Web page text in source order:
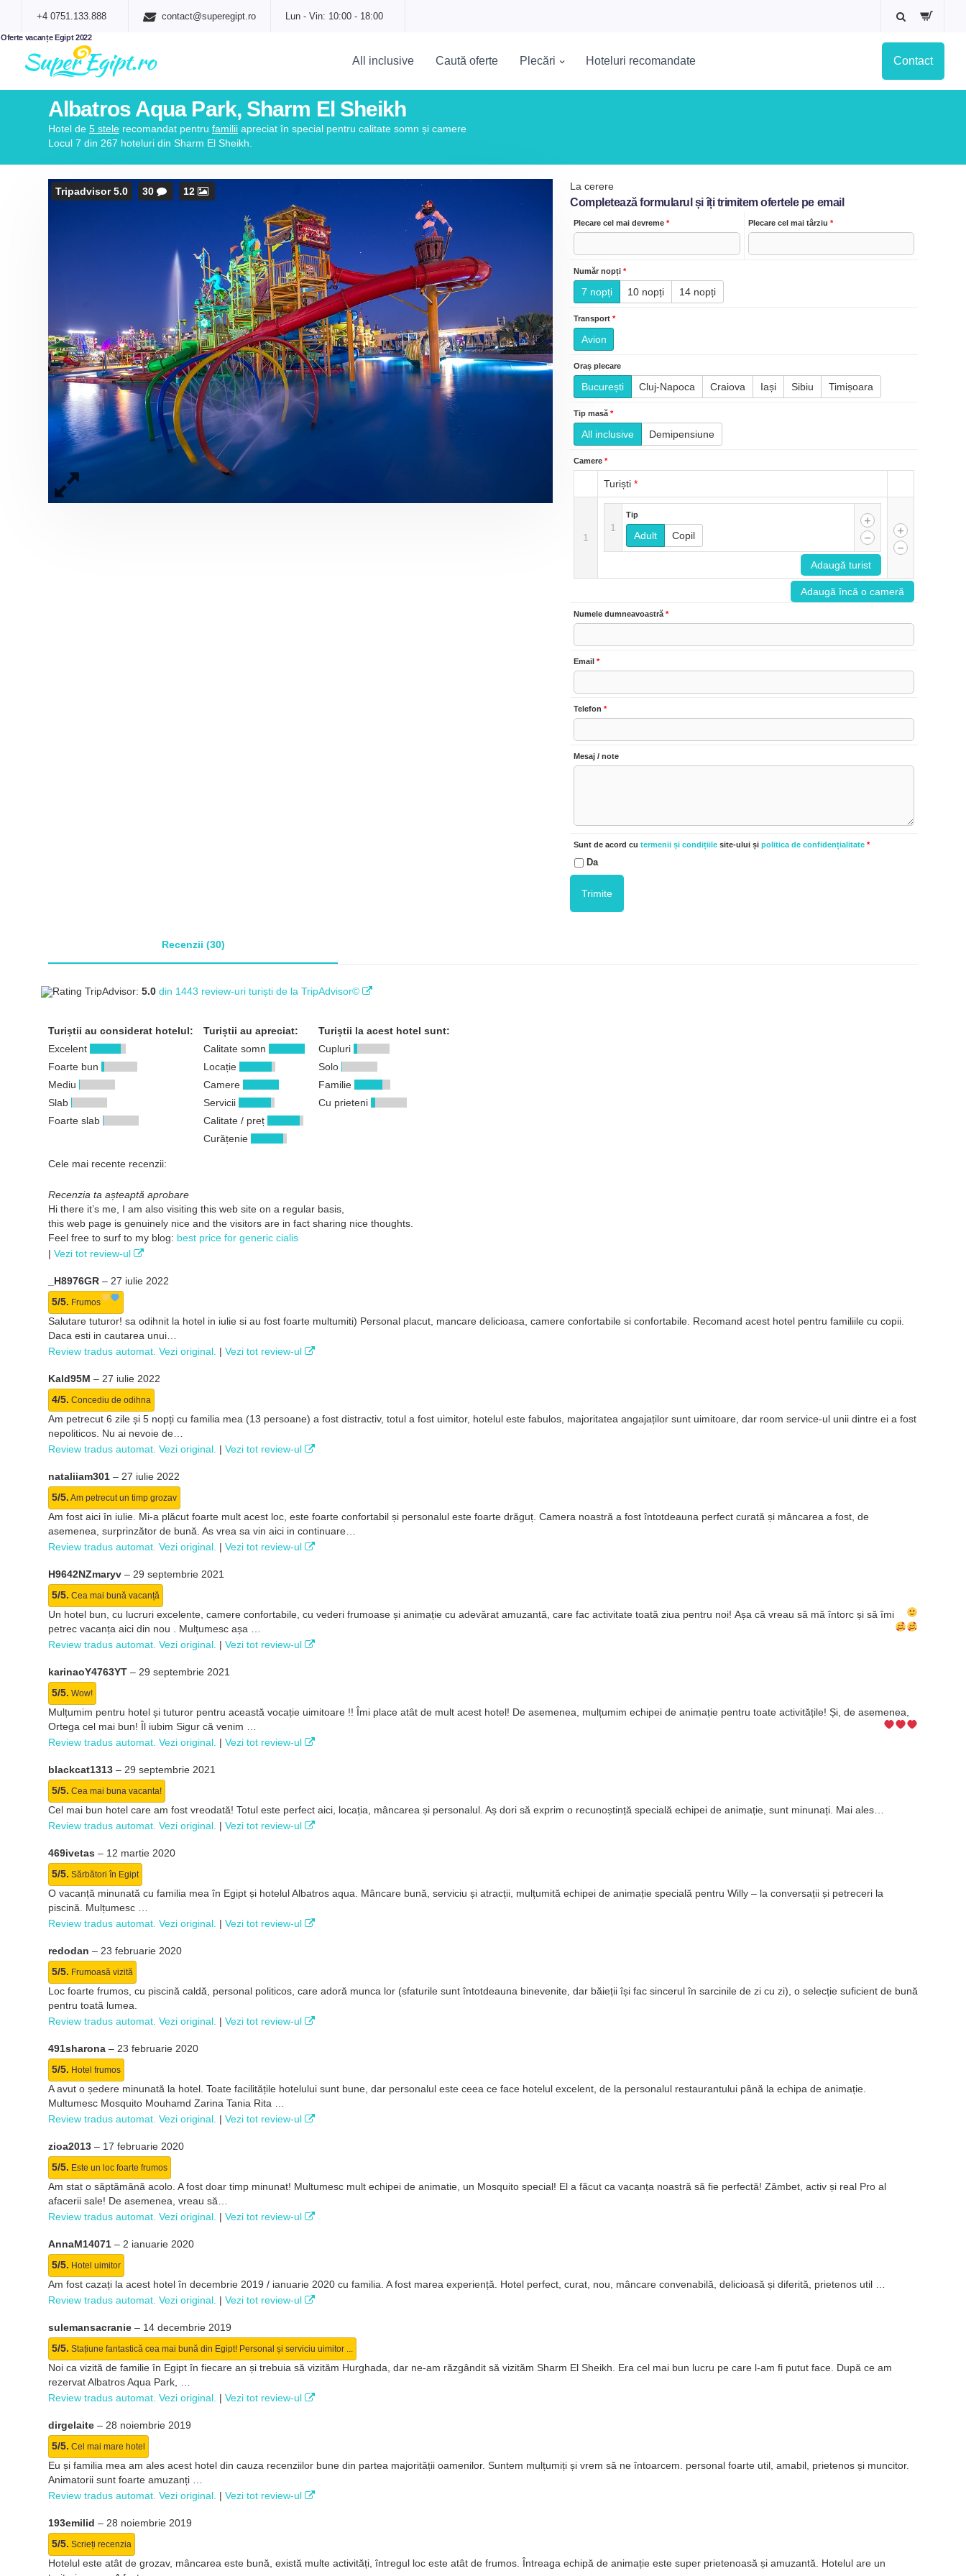
+4 0751.133.888 contact@superegipt.ro Lun - Vin: 10:00 - 18:00
Oferte vacanțe Egipt 2022
All inclusive Caută oferte Plecări Hoteluri recomandate Contact
Albatros Aqua Park, Sharm El Sheikh
Hotel de 5 stele recomandat pentru familii apreciat în special pentru calitate somn și camere
Locul 7 din 267 hoteluri din Sharm El Sheikh.
Tripadvisor 5.0 30 12 La cerere
Completează formularul și îți trimitem ofertele pe email
Plecare cel mai devreme * Plecare cel mai târziu *
Număr nopți *
7 nopți 10 nopți 14 nopți
Transport *
Avion
Oraș plecare
București Cluj-Napoca Craiova Iași Sibiu Timișoara
Tip masă *
All inclusive Demipensiune
Camere *
Turiști *
1
1
Tip
Adult Copil
Adaugă turist
Adaugă încă o cameră
Numele dumneavoastră *
Email *
Telefon *
Mesaj / note
Sunt de acord cu termenii și condițiile site-ului și politica de confidențialitate *
Da
Recenzii (30)
Rating TripAdvisor: 5.0 din 1443 review-uri turiști de la TripAdvisor©
Turiștii au considerat hotelul:
Excelent
Foarte bun
Mediu
Slab
Foarte slab
Turiștii au apreciat:
Calitate somn
Locație
Camere
Servicii
Calitate / preț
Curățenie
Turiștii la acest hotel sunt:
Cupluri
Solo
Familie
Cu prieteni
Cele mai recente recenzii:
Recenzia ta așteaptă aprobare
Hi there it’s me, I am also visiting this web site on a regular basis,
this web page is genuinely nice and the visitors are in fact sharing nice thoughts.
Feel free to surf to my blog: best price for generic cialis
| Vezi tot review-ul
_H8976GR – 27 iulie 2022
5/5. Frumos
Salutare tuturor! sa odihnit la hotel in iulie si au fost foarte multumiti) Personal placut, mancare delicioasa, camere confortabile si confortabile. Recomand acest hotel pentru familiile cu copii.
Daca esti in cautarea unui…
Review tradus automat. Vezi original. | Vezi tot review-ul
Kald95M – 27 iulie 2022
4/5. Concediu de odihna
Am petrecut 6 zile și 5 nopți cu familia mea (13 persoane) a fost distractiv, totul a fost uimitor, hotelul este fabulos, majoritatea angajaților sunt uimitoare, dar room service-ul unii dintre ei a fost
nepoliticos. Nu ai nevoie de…
Review tradus automat. Vezi original. | Vezi tot review-ul
nataliiam301 – 27 iulie 2022
5/5. Am petrecut un timp grozav
Am fost aici în iulie. Mi-a plăcut foarte mult acest loc, este foarte confortabil și personalul este foarte drăguț. Camera noastră a fost întotdeauna perfect curată și mâncarea a fost, de
asemenea, surprinzător de bună. As vrea sa vin aici in continuare…
Review tradus automat. Vezi original. | Vezi tot review-ul
H9642NZmaryv – 29 septembrie 2021
5/5. Cea mai bună vacanță
Un hotel bun, cu lucruri excelente, camere confortabile, cu vederi frumoase și animație cu adevărat amuzantă, care fac activitate toată ziua pentru noi! Așa că vreau să mă întorc și să îmi
petrec vacanța aici din nou
. Mulțumesc așa …
Review tradus automat. Vezi original. | Vezi tot review-ul
karinaoY4763YT – 29 septembrie 2021
5/5. Wow!
Mulțumim pentru hotel și tuturor pentru această vocație uimitoare !! Îmi place atât de mult acest hotel! De asemenea, mulțumim echipei de animație pentru toate activitățile! Și, de asemenea,
Ortega cel mai bun! Îl iubim Sigur că venim …
Review tradus automat. Vezi original. | Vezi tot review-ul
blackcat1313 – 29 septembrie 2021
5/5. Cea mai buna vacanta!
Cel mai bun hotel care am fost vreodată! Totul este perfect aici, locația, mâncarea și personalul. Aș dori să exprim o recunoștință specială echipei de animație, sunt minunați. Mai ales…
Review tradus automat. Vezi original. | Vezi tot review-ul
469ivetas – 12 martie 2020
5/5. Sărbători în Egipt
O vacanță minunată cu familia mea în Egipt și hotelul Albatros aqua. Mâncare bună, serviciu și atracții, mulțumită echipei de animație specială pentru Willy – la conversații și petreceri la
piscină. Mulțumesc …
Review tradus automat. Vezi original. | Vezi tot review-ul
redodan – 23 februarie 2020
5/5. Frumoasă vizită
Loc foarte frumos, cu piscină caldă, personal politicos, care adoră munca lor (sfaturile sunt întotdeauna binevenite, dar băieții își fac sincerul în sarcinile de zi cu zi), o selecție suficient de bună
pentru toată lumea.
Review tradus automat. Vezi original. | Vezi tot review-ul
491sharona – 23 februarie 2020
5/5. Hotel frumos
A avut o ședere minunată la hotel. Toate facilitățile hotelului sunt bune, dar personalul este ceea ce face hotelul excelent, de la personalul restaurantului până la echipa de animație.
Multumesc Mosquito Mouhamd Zarina Tania Rita …
Review tradus automat. Vezi original. | Vezi tot review-ul
zioa2013 – 17 februarie 2020
5/5. Este un loc foarte frumos
Am stat o săptămână acolo. A fost doar timp minunat! Multumesc mult echipei de animatie, un Mosquito special! El a făcut ca vacanța noastră să fie perfectă! Zâmbet, activ și real Pro al
afacerii sale! De asemenea, vreau să…
Review tradus automat. Vezi original. | Vezi tot review-ul
AnnaM14071 – 2 ianuarie 2020
5/5. Hotel uimitor
Am fost cazați la acest hotel în decembrie 2019 / ianuarie 2020 cu familia. A fost marea experiență. Hotel perfect, curat, nou, mâncare convenabilă, delicioasă și diferită, prietenos util …
Review tradus automat. Vezi original. | Vezi tot review-ul
sulemansacranie – 14 decembrie 2019
5/5. Stațiune fantastică cea mai bună din Egipt! Personal și serviciu uimitor ...
Noi ca vizită de familie în Egipt în fiecare an și trebuia să vizităm Hurghada, dar ne-am răzgândit să vizităm Sharm El Sheikh. Era cel mai bun lucru pe care l-am fi putut face. După ce am
rezervat Albatros Aqua Park, …
Review tradus automat. Vezi original. | Vezi tot review-ul
dirgelaite – 28 noiembrie 2019
5/5. Cel mai mare hotel
Eu și familia mea am ales acest hotel din cauza recenziilor bune din partea majorității oamenilor. Suntem mulțumiți și vrem să ne întoarcem. personal foarte util, amabil, prietenos și muncitor.
Animatorii sunt foarte amuzanți …
Review tradus automat. Vezi original. | Vezi tot review-ul
193emilid – 28 noiembrie 2019
5/5. Scrieți recenzia
Hotelul este atât de grozav, mâncarea este bună, există multe activități, întregul loc este atât de frumos. Întreaga echipă de animație este super prietenoasă și amuzantă. Hotelul are un